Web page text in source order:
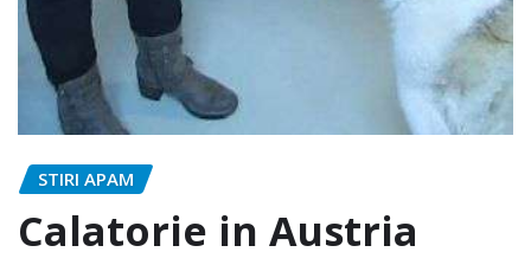
STIRI APAM
Calatorie in Austria